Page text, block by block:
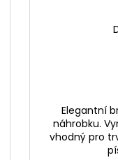
Elegantní
náhrobku.
vhodný pro